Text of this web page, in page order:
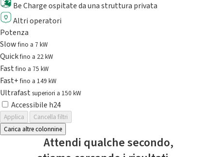
Be Charge ospitate da una struttura privata
Altri operatori
Potenza
Slowfino a 7 kW
Quickfino a 22 kW
Fastfino a 75 kW
Fast+fino a 149 kW
Ultrafast superiori a 150 kW
Accessibile h24
Applica
Cancella filtri
Carica altre colonnine
Attendi qualche secondo,